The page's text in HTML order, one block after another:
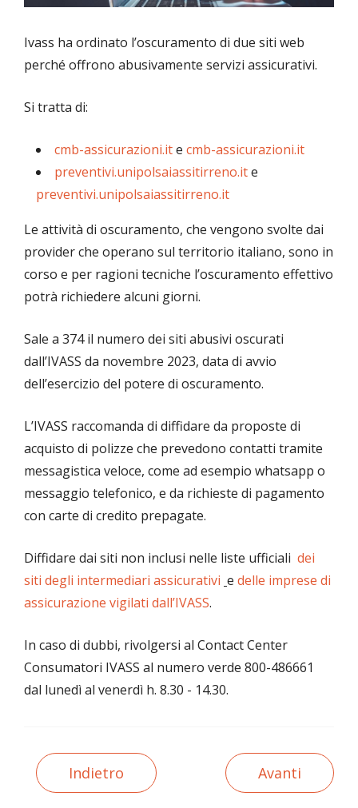
Ivass ha ordinato l’oscuramento di due siti web
perché offrono abusivamente servizi assicurativi.
Si tratta di:
cmb-assicurazioni.ite cmb-assicurazioni.it
preventivi.unipolsaiassitirreno.ite
preventivi.unipolsaiassitirreno.it
Le attività di oscuramento, che vengono svolte dai
provider che operano sul territorio italiano, sono in
corso e per ragioni tecniche l’oscuramento effettivo
potrà richiedere alcuni giorni.
Sale a 374 il numero dei siti abusivi oscurati
dall’IVASS da novembre 2023, data di avvio
dell’esercizio del potere di oscuramento.
L’IVASS raccomanda di diffidare da proposte di
acquisto di polizze che prevedono contatti tramite
messagistica veloce, come ad esempio whatsapp o
messaggio telefonico, e da richieste di pagamento
con carte di credito prepagate.
Diffidare dai siti non inclusi nelle liste ufficiali dei
siti degli intermediari assicurativi e delle imprese di
assicurazione vigilati dall’IVASS.
In caso di dubbi, rivolgersi al Contact Center
Consumatori IVASS al numero verde 800-486661
dal lunedì al venerdì h. 8.30 - 14.30.
Indietro Avanti